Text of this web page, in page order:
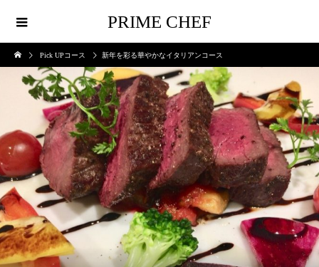
PRIME CHEF
Pick UPコース 新年を彩る華やかなイタリアンコース